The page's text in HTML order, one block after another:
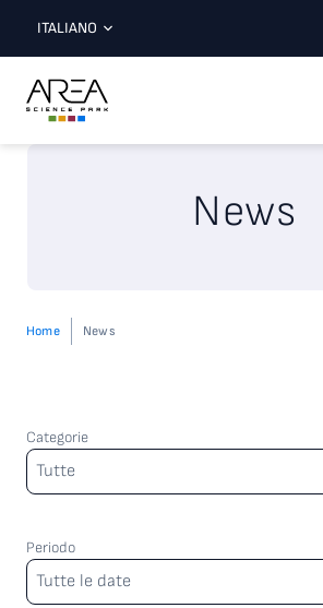
ITALIANO
News
Home News
Categorie
Categorie
Tutte
Periodo
Periodo
Tutte le date